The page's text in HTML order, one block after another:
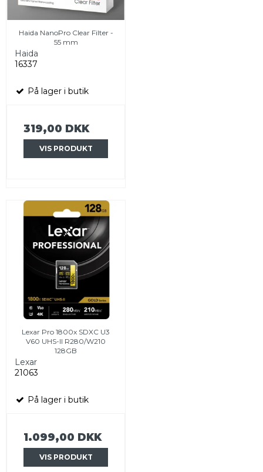
Haida NanoPro Clear Filter -
55 mm
Haida
16337
På lager i butik
319,00 DKK
VIS PRODUKT
Lexar Pro 1800x SDXC U3
V60 UHS-II R280/W210
128GB
Lexar
21063
På lager i butik
1.099,00 DKK
VIS PRODUKT